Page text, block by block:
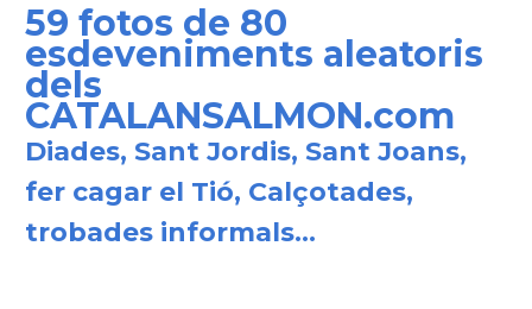
59 fotos de 80
esdeveniments aleatoris
dels
CATALANSALMON.com
Diades, Sant Jordis, Sant Joans,
fer cagar el Tió, Calçotades,
trobades informals...